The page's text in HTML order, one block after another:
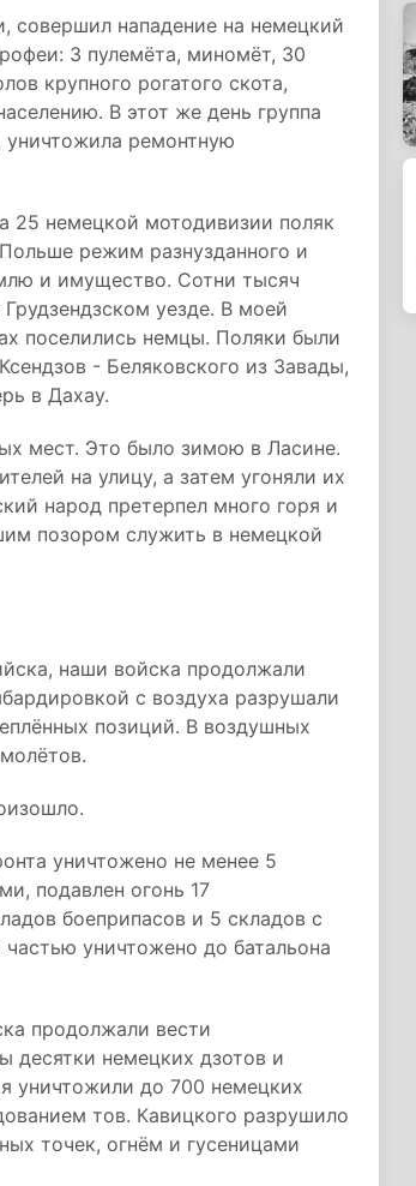
совершил нападение на немецкий
3 пулемёта, миномёт, 30
крупного рогатого скота,
В этот же день группа
уничтожила ремонтную
25 немецкой мотодивизии поляк
режим разнузданного и
и имущество. Сотни тысяч
уезде. В моей
поселились немцы. Поляки были
- Беляковского из Завады,
в Дахау.
мест. Это было зимою в Ласине.
на улицу, а затем угоняли их
народ претерпел много горя и
позором служить в немецкой
наши войска продолжали
с воздуха разрушали
позиций. В воздушных
уничтожено не менее 5
подавлен огонь 17
боеприпасов и 5 складов с
уничтожено до батальона
продолжали вести
десятки немецких дзотов и
уничтожили до 700 немецких
тов. Кавицкого разрушило
точек, огнём и гусеницами